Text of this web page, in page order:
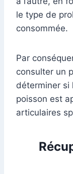
le type de
consommée.
Par
consulter un
déterminer si
poisson est
articulaires